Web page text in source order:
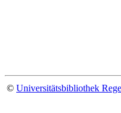
© Universitätsbibliothek